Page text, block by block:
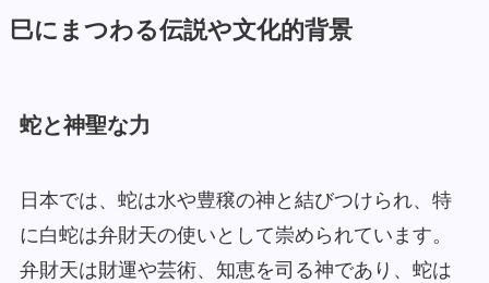
巳にまつわる伝説や文化的背景
蛇と神聖な力
日本では、蛇は水や豊穣の神と結びつけられ、特
に白蛇は弁財天の使いとして崇められています。
弁財天は財運や芸術、知恵を司る神であり、蛇は